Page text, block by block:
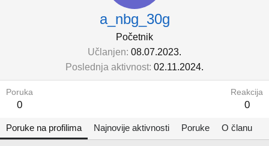
a_nbg_30g
Početnik
Učlanjen 08.07.2023.
Poslednja aktivnost 02.11.2024.
Poruka
0
Reakcija
0
Poruke na profilima Najnovije aktivnosti Poruke O članu